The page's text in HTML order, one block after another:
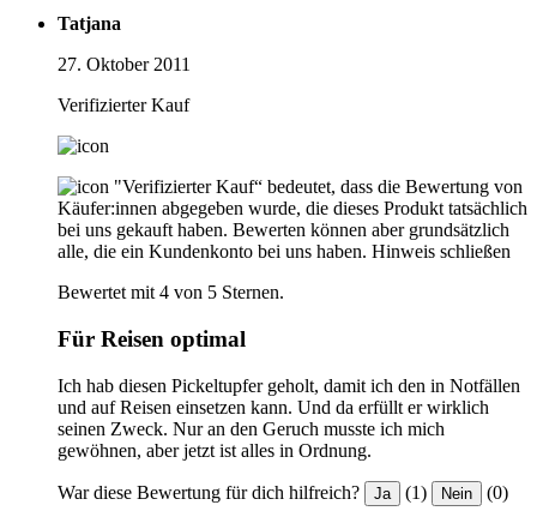
Tatjana
27. Oktober 2011
Verifizierter Kauf
"Verifizierter Kauf“ bedeutet, dass die Bewertung von
Käufer:innen abgegeben wurde, die dieses Produkt tatsächlich
bei uns gekauft haben. Bewerten können aber grundsätzlich
alle, die ein Kundenkonto bei uns haben. Hinweis schließen
Bewertet mit 4 von 5 Sternen.
Für Reisen optimal
Ich hab diesen Pickeltupfer geholt, damit ich den in Notfällen
und auf Reisen einsetzen kann. Und da erfüllt er wirklich
seinen Zweck. Nur an den Geruch musste ich mich
gewöhnen, aber jetzt ist alles in Ordnung.
War diese Bewertung für dich hilfreich? Ja (1) Nein (0)